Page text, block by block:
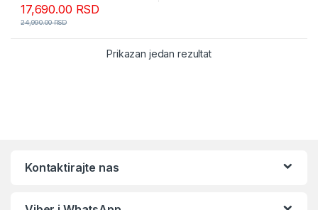
17,690.00 RSD
24,990.00RSD
Prikazan jedan rezultat
Kontaktirajte nas